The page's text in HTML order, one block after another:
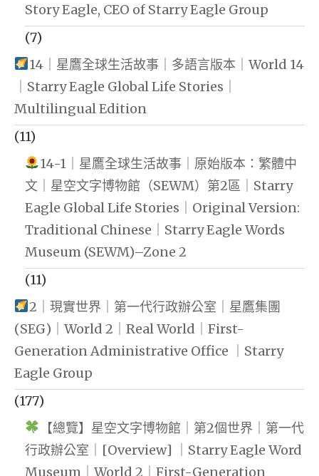
Story Eagle, CEO of Starry Eagle Group
(7)
14｜星鷹全球生活故事｜多語言版本｜World 14
｜Starry Eagle Global Life Stories｜
Multilingual Edition
(11)
14-1｜星鷹全球生活故事｜原始版本：繁體中
文｜星空文字博物館（SEWM）第2區｜Starry
Eagle Global Life Stories｜Original Version:
Traditional Chinese｜Starry Eagle Words
Museum (SEWM)–Zone 2
(11)
2｜現實世界｜第一代行政辦公室｜星鷹集團
(SEG)｜World 2｜Real World｜First-
Generation Administrative Office ｜Starry
Eagle Group
(177)
【總覽】星空文字博物館｜第2個世界｜第一代
行政辦公室｜[Overview] ｜Starry Eagle Word
Museum｜World 2｜First-Generation